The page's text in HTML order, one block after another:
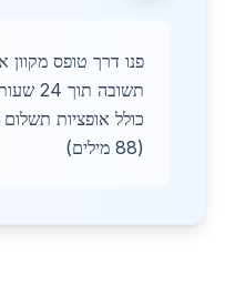
פנו דרך טופס מקוון
כולל אופציות
(88 מילים)